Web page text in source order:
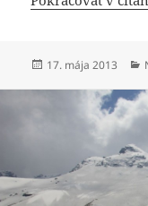
Publikované
17. mája 2013